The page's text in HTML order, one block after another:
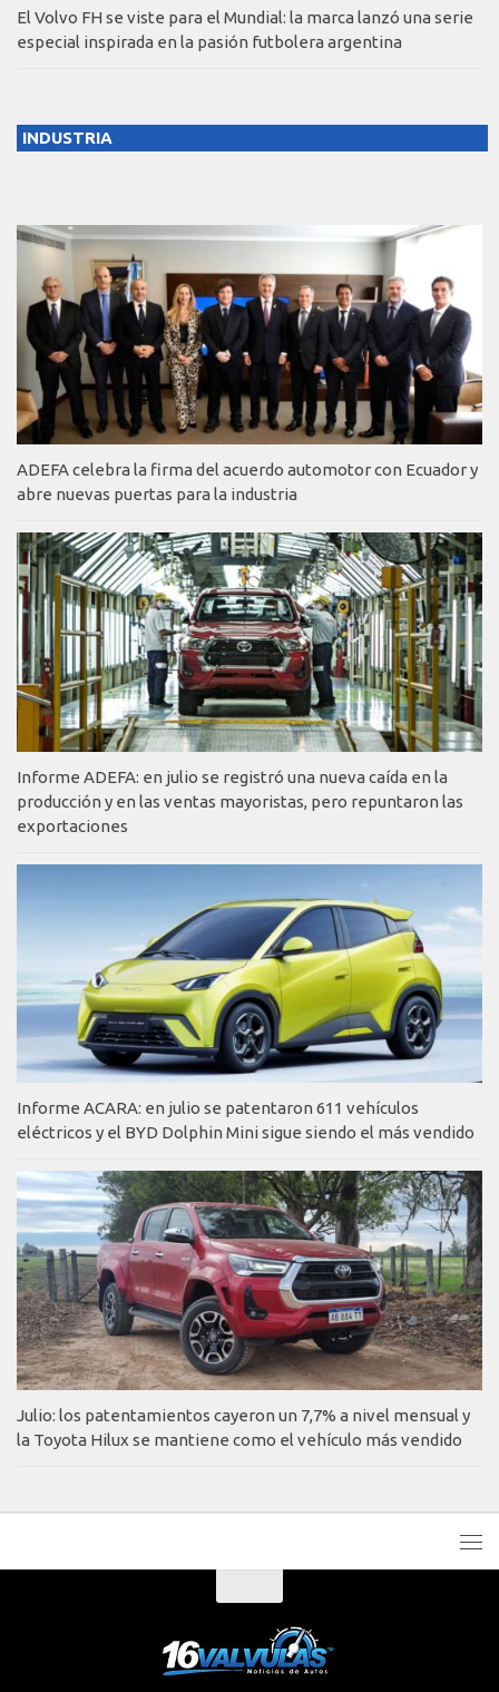
El Volvo FH se viste para el Mundial: la marca lanzó una serie
especial inspirada en la pasión futbolera argentina
INDUSTRIA
ADEFA celebra la firma del acuerdo automotor con Ecuador y
abre nuevas puertas para la industria
Informe ADEFA: en julio se registró una nueva caída en la
producción y en las ventas mayoristas, pero repuntaron las
exportaciones
Informe ACARA: en julio se patentaron 611 vehículos
eléctricos y el BYD Dolphin Mini sigue siendo el más vendido
Julio: los patentamientos cayeron un 7,7% a nivel mensual y
la Toyota Hilux se mantiene como el vehículo más vendido